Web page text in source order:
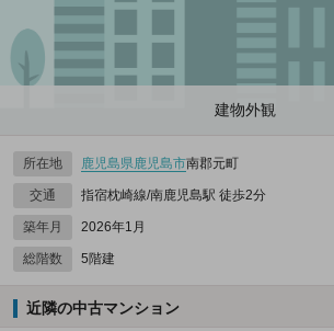
建物外観
所在地 鹿児島県鹿児島市南郡元町
交通 指宿枕崎線/南鹿児島駅 徒歩2分
築年月 2026年1月
総階数 5階建
近隣の中古マンション